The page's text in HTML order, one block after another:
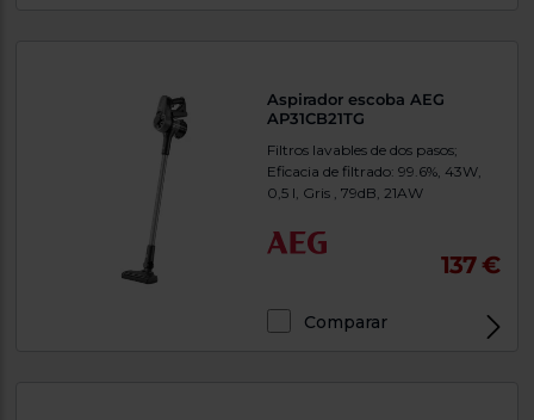
Aspirador escoba AEG
AP31CB21TG
Filtros lavables de dos pasos;
Eficacia de filtrado: 99.6%, 43W,
0,5 l, Gris , 79dB, 21AW
137 €
Comparar